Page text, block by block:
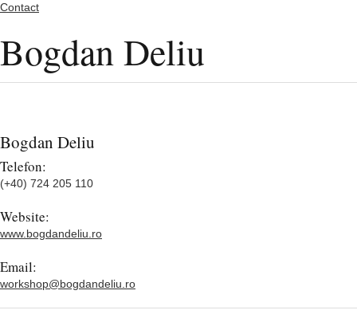
Contact
Bogdan Deliu
Bogdan Deliu
Telefon:
(+40) 724 205 110
Website:
www.bogdandeliu.ro
Email:
workshop@bogdandeliu.ro